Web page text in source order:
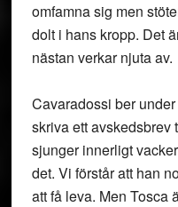
omfamna sig men
dolt i hans kropp. Det
nästan verkar njuta av.
Cavaradossi ber
skriva ett avskedsbrev
sjunger innerligt
det. Vi förstår att han
att få leva. Men Tosca